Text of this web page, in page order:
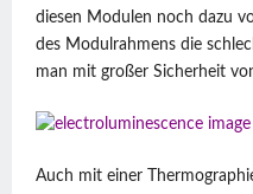
diesen Modulen noch dazu
des Modulrahmens die
man mit großer Sicherheit
Auch mit einer